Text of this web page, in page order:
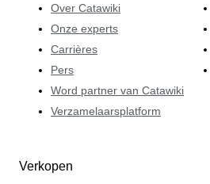
Over Catawiki
Onze experts
Carrières
Pers
Word partner van Catawiki
Verzamelaarsplatform
Verkopen